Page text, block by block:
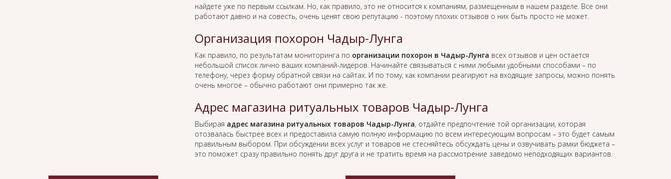
найдете уже по первым ссылкам. Но, как правило, это не относится к компаниям, размещенным в нашем разделе. Все они
работают давно и на совесть, очень ценят свою репутацию - поэтому плохих отзывов о них быть просто не может.
Организация похорон Чадыр-Лунга
Как правило, по результатам мониторинга по организации похорон в Чадыр-Лунга всех отзывов и цен остается
небольшой список лично ваших компаний-лидеров. Начинайте связываться с ними любыми удобными способами – по
телефону, через форму обратной связи на сайтах. И по тому, как компании реагируют на входящие запросы, можно понять
очень многое – обычно работают они примерно так же.
Адрес магазина ритуальных товаров Чадыр-Лунга
Выбирая адрес магазина ритуальных товаров Чадыр-Лунга, отдайте предпочтение той организации, которая
отозвалась быстрее всех и предоставила самую полную информацию по всем интересующим вопросам – это будет самым
правильным выбором. При обсуждении всех услуг и товаров не стесняйтесь обсуждать цены и озвучивать рамки бюджета –
это поможет сразу правильно понять друг друга и не тратить время на рассмотрение заведомо неподходящих вариантов.